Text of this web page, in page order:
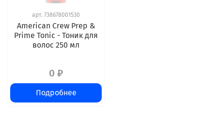
арт. 738678001530
American Crew Prep &
Prime Tonic - Тоник для
волос 250 мл
0 ₽
Подробнее